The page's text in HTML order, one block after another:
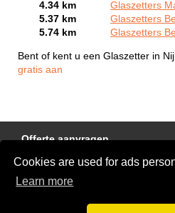
Cookies are used for ads
Learn more
4.34 km
Glaszetters
5.37 km
Glaszetters
5.74 km
Glaszetters
Bent of kent u een Glaszetter in
gratis aan
Offerte aanvragen
Links
Disclaimer